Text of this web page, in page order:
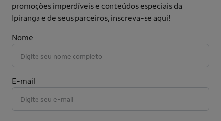
promoções imperdíveis e conteúdos especiais da
Ipiranga e de seus parceiros, inscreva-se aqui!
Nome
E-mail